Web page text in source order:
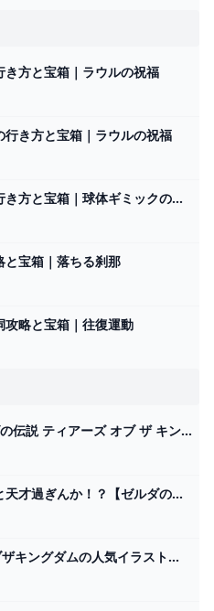
き方と宝箱｜ラウルの祝福
行き方と宝箱｜ラウルの祝福
ギカクンの祠の行き方と宝箱｜球体ギミックの解説
と宝箱｜落ちる刹那
攻略と宝箱｜往復運動
ニンテンドー スイッチ ゼルダの伝説 ティアーズ オブ ザ キングダムTears of the Kingdom ゲーム ソフト Nintendo Switch :YK1468-A2308:ベストワン - 通販 - Yahoo!ショッピング
【衝撃】厄災が兵器開発すると天才過ぎんか！？【ゼルダの伝説ティアーズオブザキングダム】 - YouTube
#ティアーズオブザキングダムの人気イラストやマンガ（1000件超） - pixiv